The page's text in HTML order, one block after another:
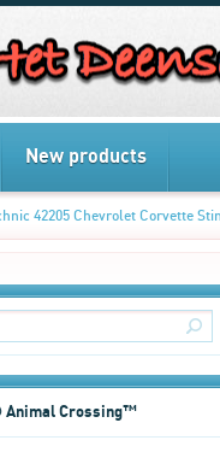
New products
42205 Chevrolet Corvette
Animal Crossing™